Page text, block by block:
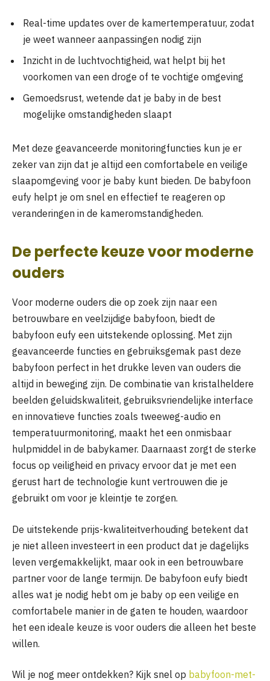
Real-time updates over de kamertemperatuur, zodat
je weet wanneer aanpassingen nodig zijn
Inzicht in de luchtvochtigheid, wat helpt bij het
voorkomen van een droge of te vochtige omgeving
Gemoedsrust, wetende dat je baby in de best
mogelijke omstandigheden slaapt
Met deze geavanceerde monitoringfuncties kun je er
zeker van zijn dat je altijd een comfortabele en veilige
slaapomgeving voor je baby kunt bieden. De babyfoon
eufy helpt je om snel en effectief te reageren op
veranderingen in de kameromstandigheden.
De perfecte keuze voor moderne
ouders
Voor moderne ouders die op zoek zijn naar een
betrouwbare en veelzijdige babyfoon, biedt de
babyfoon eufy een uitstekende oplossing. Met zijn
geavanceerde functies en gebruiksgemak past deze
babyfoon perfect in het drukke leven van ouders die
altijd in beweging zijn. De combinatie van kristalheldere
beelden geluidskwaliteit, gebruiksvriendelijke interface
en innovatieve functies zoals tweeweg-audio en
temperatuurmonitoring, maakt het een onmisbaar
hulpmiddel in de babykamer. Daarnaast zorgt de sterke
focus op veiligheid en privacy ervoor dat je met een
gerust hart de technologie kunt vertrouwen die je
gebruikt om voor je kleintje te zorgen.
De uitstekende prijs-kwaliteitverhouding betekent dat
je niet alleen investeert in een product dat je dagelijks
leven vergemakkelijkt, maar ook in een betrouwbare
partner voor de lange termijn. De babyfoon eufy biedt
alles wat je nodig hebt om je baby op een veilige en
comfortabele manier in de gaten te houden, waardoor
het een ideale keuze is voor ouders die alleen het beste
willen.
Wil je nog meer ontdekken? Kijk snel op babyfoon-met-